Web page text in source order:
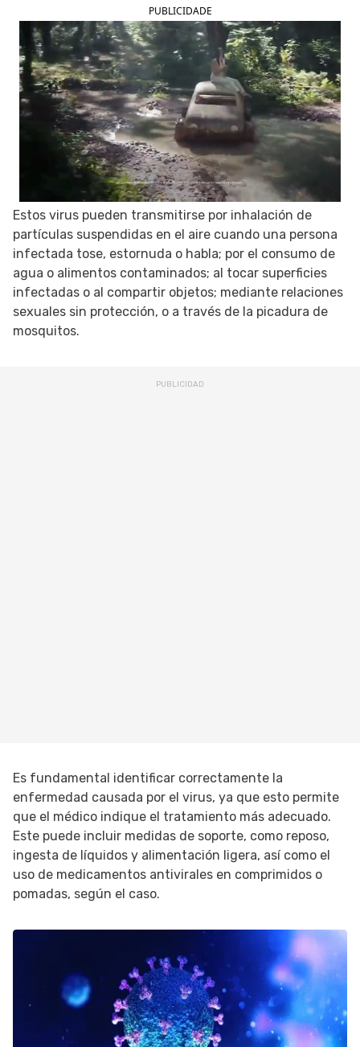
PUBLICIDADE
Estos virus pueden transmitirse por inhalación de
partículas suspendidas en el aire cuando una persona
infectada tose, estornuda o habla; por el consumo de
agua o alimentos contaminados; al tocar superficies
infectadas o al compartir objetos; mediante relaciones
sexuales sin protección, o a través de la picadura de
mosquitos.
Es fundamental identificar correctamente la
enfermedad causada por el virus, ya que esto permite
que el médico indique el tratamiento más adecuado.
Este puede incluir medidas de soporte, como reposo,
ingesta de líquidos y alimentación ligera, así como el
uso de medicamentos antivirales en comprimidos o
pomadas, según el caso.